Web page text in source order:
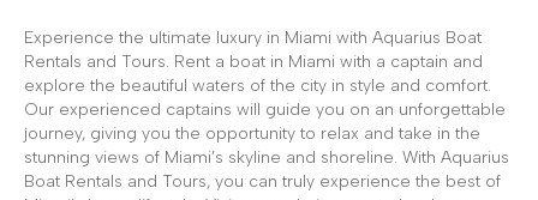
Experience the ultimate luxury in Miami with Aquarius Boat
Rentals and Tours. Rent a boat in Miami with a captain and
explore the beautiful waters of the city in style and comfort.
Our experienced captains will guide you on an unforgettable
journey, giving you the opportunity to relax and take in the
stunning views of Miami’s skyline and shoreline. With Aquarius
Boat Rentals and Tours, you can truly experience the best of